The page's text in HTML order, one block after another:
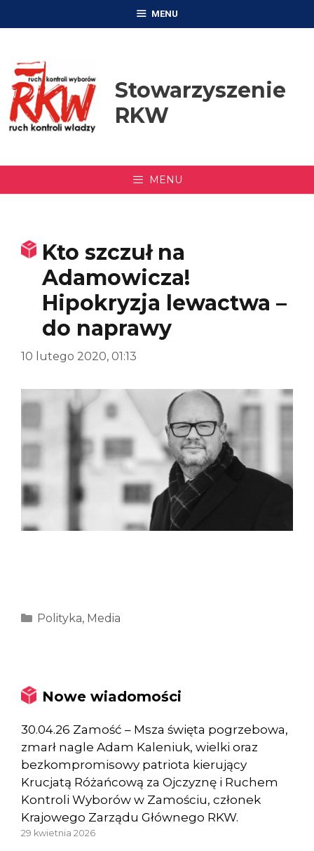
MENU
Stowarzyszenie
RKW
MENU
Kto szczuł na
Adamowicza!
Hipokryzja lewactwa –
do naprawy
10 lutego 2020, 01:13
Kategorie
Polityka, Media
Nowe wiadomości
30.04.26 Zamość – Msza święta pogrzebowa,
zmarł nagle Adam Kaleniuk, wielki oraz
bezkompromisowy patriota kierujący
Krucjatą Różańcową za Ojczyznę i Ruchem
Kontroli Wyborów w Zamościu, członek
Krajowego Zarządu Głównego RKW.
29 kwietnia 2026